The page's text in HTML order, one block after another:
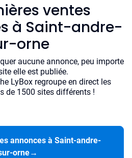
ventes
à Saint-andre-
orne
aucune annonce, peu importe
elle est publiée.
LyBox regroupe en direct les
de 1500 sites différents !
annonces à Saint-andre-
orne→